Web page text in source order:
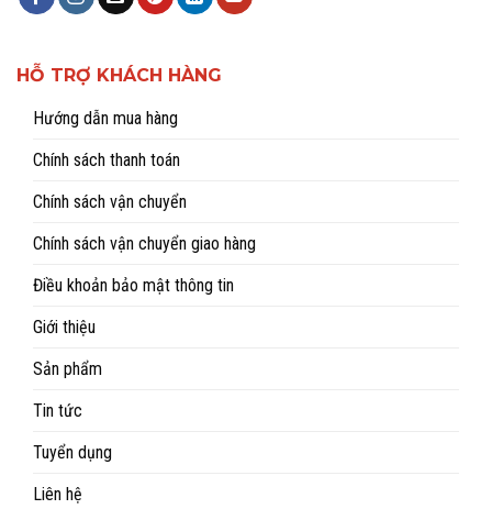
HỖ TRỢ KHÁCH HÀNG
Hướng dẫn mua hàng
Chính sách thanh toán
Chính sách vận chuyển
Chính sách vận chuyển giao hàng
Điều khoản bảo mật thông tin
Giới thiệu
Sản phẩm
Tin tức
Tuyển dụng
Liên hệ